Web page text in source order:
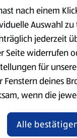
Käse
nach einem
Auswahl
jederzeit
Seite widerrufen
für
Fenstern deines
wenn die
oder
Alle